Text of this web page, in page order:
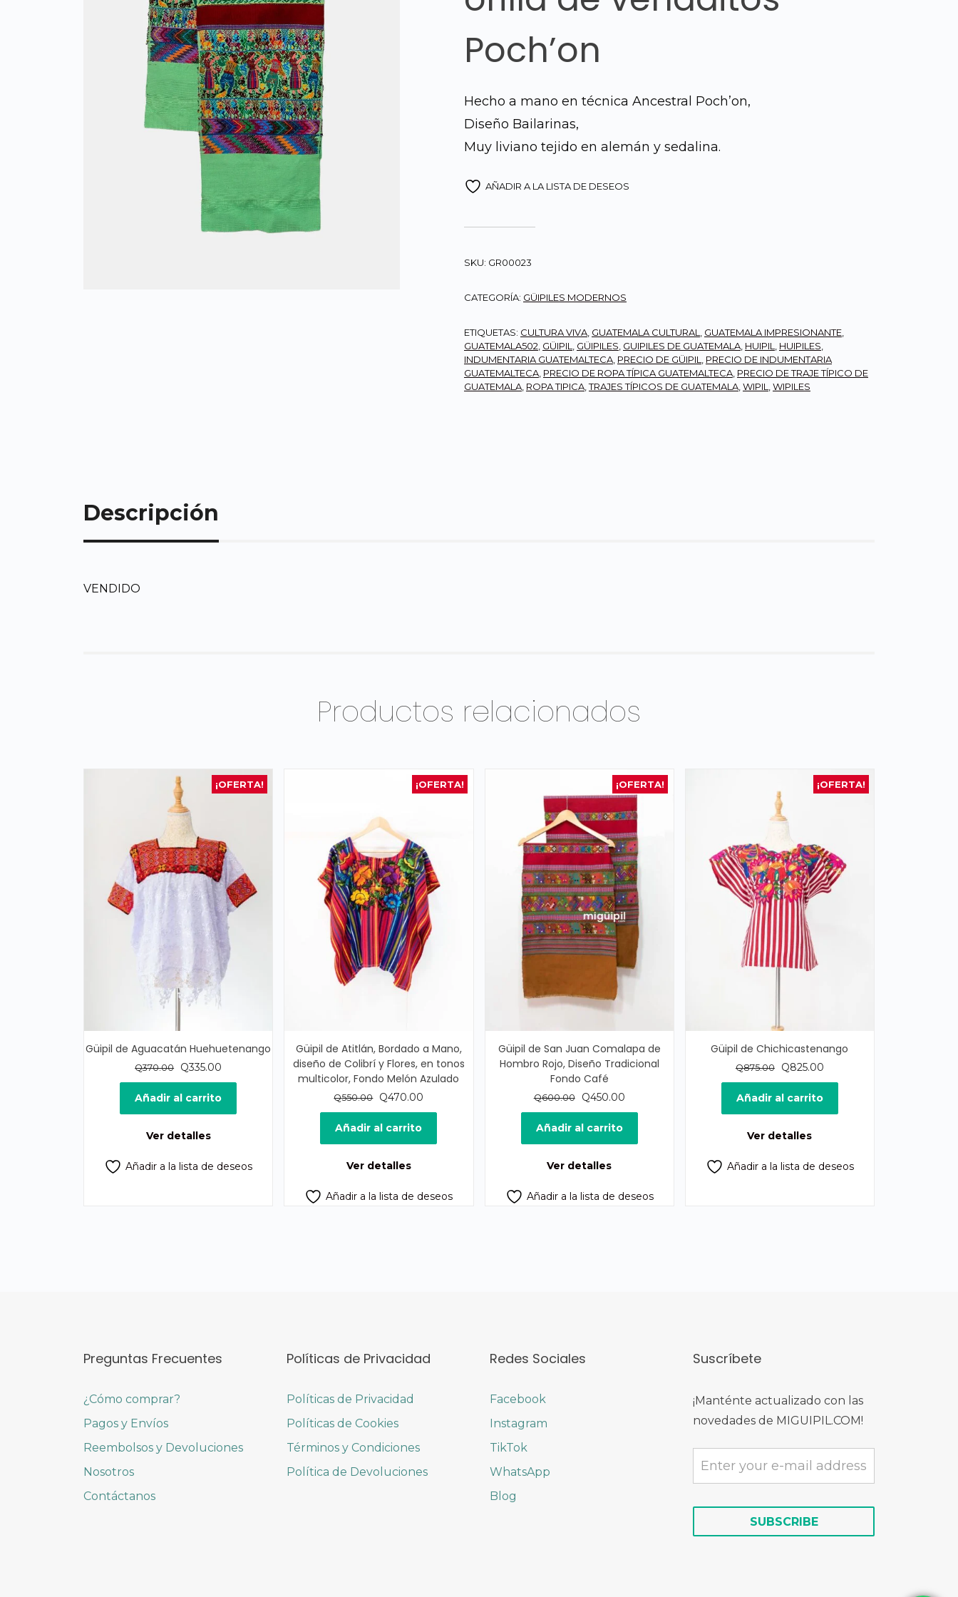
Poch’on
Hecho a mano en técnica Ancestral Poch’on,
Diseño Bailarinas,
Muy liviano tejido en alemán y sedalina.
AÑADIR A LA LISTA DE DESEOS
SKU: GR00023
CATEGORÍA: GÜIPILES MODERNOS
ETIQUETAS: CULTURA VIVA GUATEMALA CULTURAL GUATEMALA IMPRESIONANTE
GUATEMALA502 GÜIPIL GÜIPILES GUIPILES DE GUATEMALA HUIPIL HUIPILES
INDUMENTARIA GUATEMALTECA PRECIO DE GÜIPIL
PRECIO DE INDUMENTARIA
GUATEMALTECA PRECIO DE ROPA TÍPICA GUATEMALTECA PRECIO DE TRAJE TÍPICO DE
GUATEMALA ROPA TIPICA ,TRAJES TÍPICOS DE GUATEMALA WIPIL WIPILES
Descripción
VENDIDO
Productos relacionados
¡OFERTA!
Güipil de Aguacatán Huehuetenango
Q370.00
El
precio
original
era:
Q335.00
precio
actual
es:
Añadir al carrito
Ver detalles
Añadir a la lista de deseos
¡OFERTA!
Güipil de Atitlán, Bordado a Mano,
diseño de Colibrí y Flores, en tonos
multicolor, Fondo Melón Azulado
Q550.00
El
precio
original
era:
Q470.00
precio
es:
Añadir al carrito
Ver detalles
Añadir a la lista de deseos
¡OFERTA!
Güipil de San Juan Comalapa de
Hombro Rojo, Diseño Tradicional
Fondo Café
Q600.00
El
precio
original
era:
Q450.00El
precio
es:
Añadir al carrito
Ver detalles
Añadir a la lista de deseos
¡OFERTA!
Güipil de Chichicastenango
Q875.00
El
precio
original
era:
Q825.00El
precio
actual
es:
Añadir al carrito
Ver detalles
Añadir a la lista de deseos
Preguntas Frecuentes
¿Cómo comprar?
Pagos y Envíos
Reembolsos y Devoluciones
Nosotros
Contáctanos
Políticas de Privacidad
Políticas de Privacidad
Políticas de Cookies
Términos y Condiciones
Política de Devoluciones
Redes Sociales
Facebook
Instagram
TikTok
WhatsApp
Blog
Suscríbete
¡Manténte actualizado con las
novedades de MIGUIPIL.COM!